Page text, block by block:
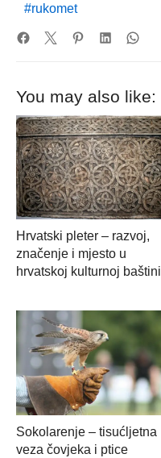
rukomet
You may also like:
Hrvatski pleter – razvoj,
značenje i mjesto u
hrvatskoj kulturnoj baštini
Sokolarenje – tisućljetna
veza čovjeka i ptice